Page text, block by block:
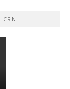
CRN